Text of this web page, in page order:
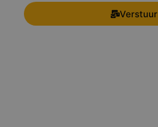
Verstuur